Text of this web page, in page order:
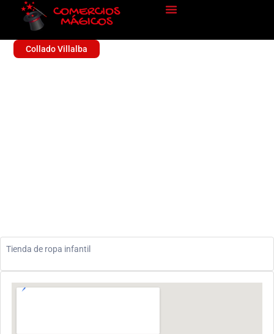
Collado Villalba
Tienda de ropa infantil